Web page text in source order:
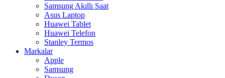
Samsung Akıllı Saat
Asus Laptop
Huawei Tablet
Huawei Telefon
Stanley Termos
Markalar
Apple
Samsung